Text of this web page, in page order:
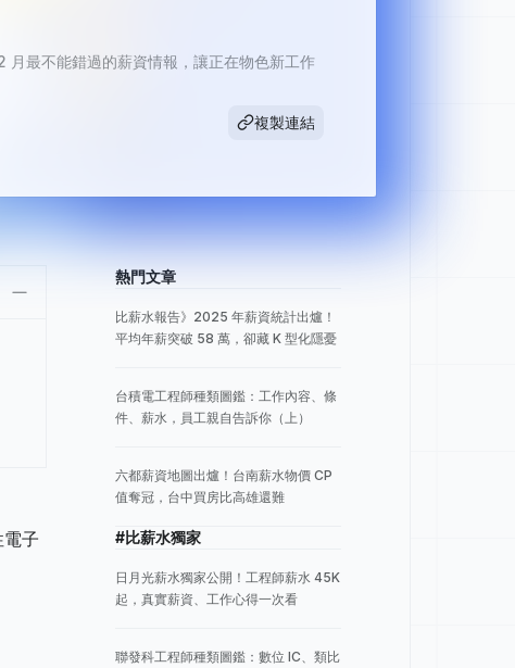
最不能錯過的薪資情報，讓正在物色新工作
複製連結
子
熱門文章
比薪水報告》2025 年薪資統計出爐！
平均年薪突破 58 萬，卻藏 K 型化隱憂
台積電工程師種類圖鑑：工作內容、條
件、薪水，員工親自告訴你（上）
六都薪資地圖出爐！台南薪水物價 CP
值奪冠，台中買房比高雄還難
#比薪水獨家
日月光薪水獨家公開！工程師薪水 45K
起，真實薪資、工作心得一次看
聯發科工程師種類圖鑑：數位 IC、類比